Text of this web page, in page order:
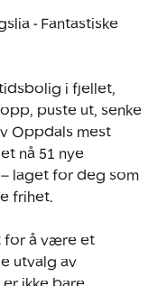
- Fantastiske
i fjellet,
puste ut, senke
Oppdals mest
nå 51 nye
laget for deg som
frihet.
for å være et
utvalg av